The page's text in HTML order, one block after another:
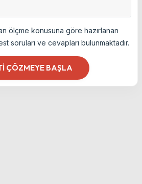
ölçme konusuna göre hazırlanan
soruları ve cevapları bulunmaktadır.
ÇÖZMEYE BAŞLA